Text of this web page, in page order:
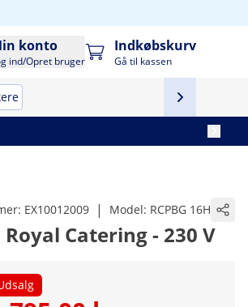
konto
ind/Opret bruger
Indkøbskurv
Gå til kassen
EX10012009 | Model: RCPBG 16H
Catering - 230 V